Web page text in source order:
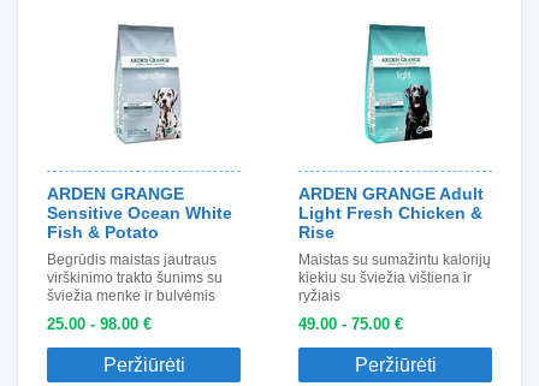
ARDEN GRANGE
Sensitive Ocean White
Fish & Potato
Begrūdis maistas jautraus
virškinimo trakto šunims su
šviežia menke ir bulvėmis
25.00 - 98.00 €
Peržiūrėti
ARDEN GRANGE Adult
Light Fresh Chicken &
Rise
Maistas su sumažintu kalorijų
kiekiu su šviežia vištiena ir
ryžiais
49.00 - 75.00 €
Peržiūrėti